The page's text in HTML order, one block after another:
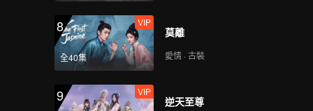
8
全40集
VIP
莫離
愛情 · 古裝
9 VIP
逆天至尊